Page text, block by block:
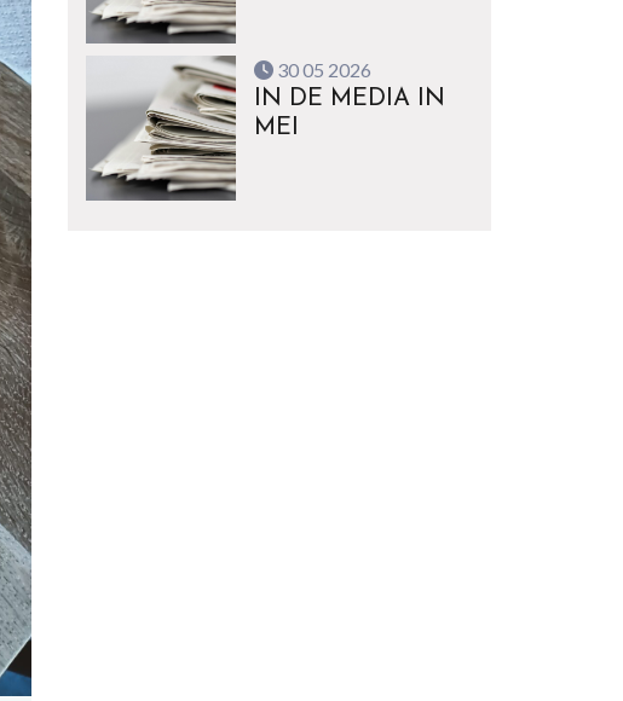
30 05 2026
IN DE MEDIA IN
MEI